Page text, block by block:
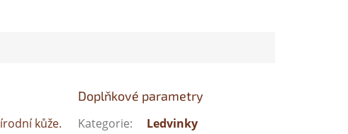
kůže.
Doplňkové parametry
Kategorie:
Ledvinky